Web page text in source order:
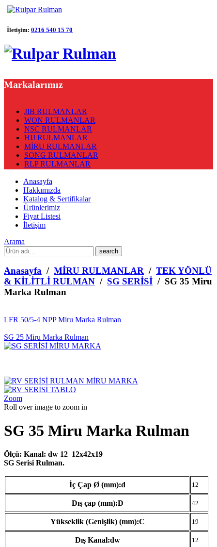
İletişim: 0216 540 15 70
Markalarımız
JIB RULMANLAR
WON RULMANLAR
NSC RULMANLAR
HIJ RULMANLAR
MİRU RULMANLAR
SONG RULMANLAR
RLP RULMANLAR
Anasayfa
Hakkımızda
Katalog & Sertifikalar
Ürünlerimiz
Fiyat Listesi
İletişim
Arama
What
are
you
looking
for?
Anasayfa / MİRU RULMANLAR / TEK YÖNLÜ
& KİLİTLİ RULMAN / SG SERİSİ / SG 35 Miru
Marka Rulman
LFR 50/5-4 NPP Miru Marka Rulman
SG 25 Miru Marka Rulman
Zoom
Roll over image to zoom in
SG 35 Miru Marka Rulman
Ölçü: Kanal: dw 12 12x42x19
SG SerisiRulman.
İç Çap Ø (mm):d 12
Dış çap (mm):D 42
Yükseklik (Genişlik) (mm):C 19
Dış Kanal:dw 12